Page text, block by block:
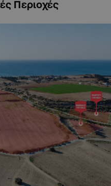
Περιοχές